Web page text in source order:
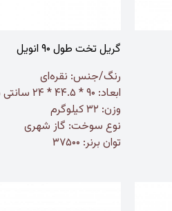
گریل تخت طول ۹۰ انویل
رنگ/جنس: نقره‌ای
ابعاد: ۹۰ * ۴۴.۵ * ۲۴ سانتی متر
وزن: ۳۲ کیلوگرم
نوع سوخت: گاز شهری
توان برنر: ۳۷۵۰۰